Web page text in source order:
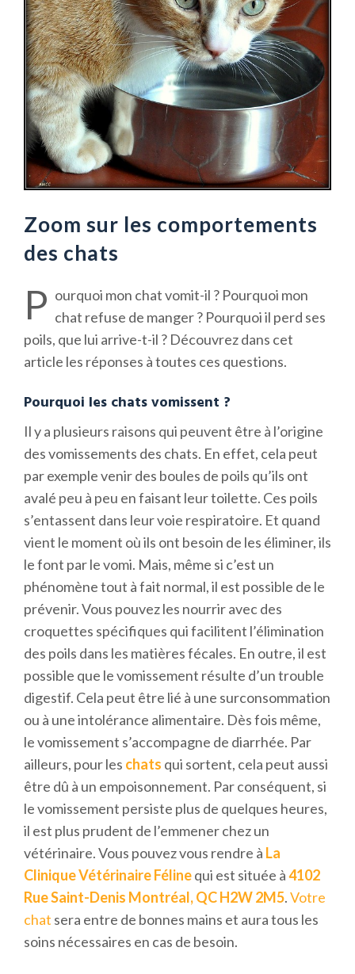
Zoom sur les comportements
des chats
P ourquoi mon chat vomit-il ? Pourquoi mon
chat refuse de manger ? Pourquoi il perd ses
poils, que lui arrive-t-il ? Découvrez dans cet
article les réponses à toutes ces questions.
Pourquoi les chats vomissent ?
Il y a plusieurs raisons qui peuvent être à l’origine
des vomissements des chats. En effet, cela peut
par exemple venir des boules de poils qu’ils ont
avalé peu à peu en faisant leur toilette. Ces poils
s’entassent dans leur voie respiratoire. Et quand
vient le moment où ils ont besoin de les éliminer, ils
le font par le vomi. Mais, même si c’est un
phénomène tout à fait normal, il est possible de le
prévenir. Vous pouvez les nourrir avec des
croquettes spécifiques qui facilitent l’élimination
des poils dans les matières fécales. En outre, il est
possible que le vomissement résulte d’un trouble
digestif. Cela peut être lié à une surconsommation
ou à une intolérance alimentaire. Dès fois même,
le vomissement s’accompagne de diarrhée. Par
ailleurs, pour les chats qui sortent, cela peut aussi
être dû à un empoisonnement. Par conséquent, si
le vomissement persiste plus de quelques heures,
il est plus prudent de l’emmener chez un
vétérinaire. Vous pouvez vous rendre à La
Clinique VétérinaireFélinequi est située à4102
Rue Saint-Denis Montréal, QC H2W 2M5.Votre
chat sera entre de bonnes mains et aura tous les
soins nécessaires en cas de besoin.